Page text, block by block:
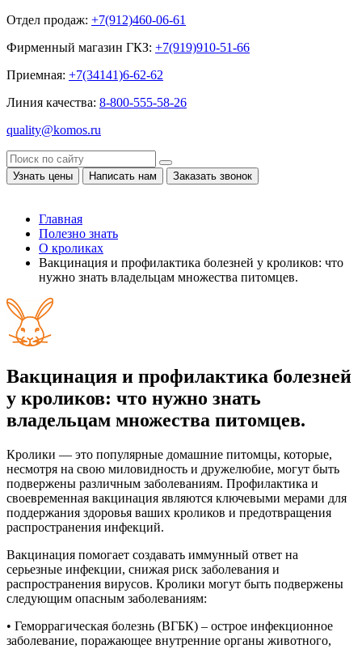
Отдел продаж: +7(912)460-06-61
Фирменный магазин ГКЗ: +7(919)910-51-66
Приемная: +7(34141)6-62-62
Линия качества: 8-800-555-58-26
quality@komos.ru
Узнать цены Написать нам Заказать звонок
Главная
Полезно знать
О кроликах
Вакцинация и профилактика болезней у кроликов: что
нужно знать владельцам множества питомцев.
Вакцинация и профилактика болезней
у кроликов: что нужно знать
владельцам множества питомцев.
Кролики — это популярные домашние питомцы, которые,
несмотря на свою миловидность и дружелюбие, могут быть
подвержены различным заболеваниям. Профилактика и
своевременная вакцинация являются ключевыми мерами для
поддержания здоровья ваших кроликов и предотвращения
распространения инфекций.
Вакцинация помогает создавать иммунный ответ на
серьезные инфекции, снижая риск заболевания и
распространения вирусов. Кролики могут быть подвержены
следующим опасным заболеваниям:
• Геморрагическая болезнь (ВГБК) – острое инфекционное
заболевание, поражающее внутренние органы животного,